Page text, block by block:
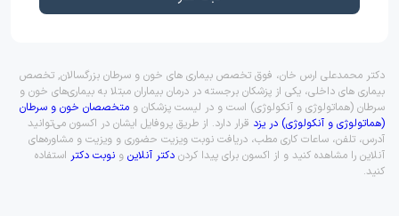
دکتر محمدعلی ارس خان، فوق تخصص بیماری های خون و سرطان بزرگسالان, تخصص
بیماری های داخلی، یکی از پزشکان برجسته در درمان بیماران مبتلا به بیماری‌های خون و
سرطان (هماتولوژی و آنکولوژی) است و در لیست پزشکان و متخصصان خون و سرطان
(هماتولوژی و آنکولوژی) در یزد قرار دارد. از طریق پروفایل ایشان در اکسون می‌توانید
آدرس، تلفن، ساعات کاری مطب، دریافت نوبت ویزیت حضوری و ویزیت و مشاوره‌های
آنلاین را مشاهده کنید و از اکسون برای پیدا کردن دکتر آنلاین و نوبت دکتر استفاده
کنید.